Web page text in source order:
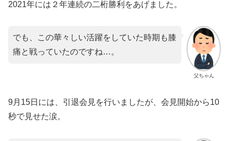
2021年には２年連続の二桁勝利をあげました。
父ちゃん
でも、この華々しい活躍をしていた時期も膝
痛と戦っていたのですね…。
9月15日には、引退会見を行いましたが、会見開始から10
秒で見せた涙。